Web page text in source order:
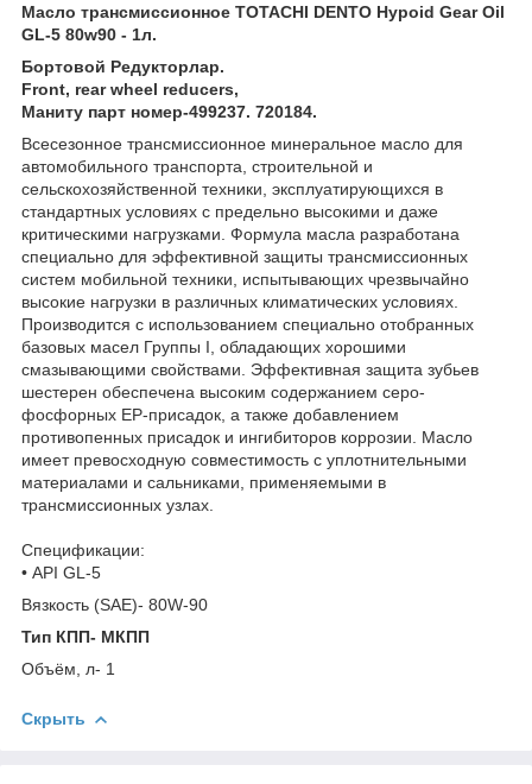
Масло трансмиссионное TOTACHI DENTO Hypoid Gear Oil
GL-5 80w90 - 1л.
Бортовой Редукторлар.
Front, rear wheel reducers,
Маниту парт номер-499237. 720184.
Всесезонное трансмиссионное минеральное масло для
автомобильного транспорта, строительной и
сельскохозяйственной техники, эксплуатирующихся в
стандартных условиях с предельно высокими и даже
критическими нагрузками. Формула масла разработана
специально для эффективной защиты трансмиссионных
систем мобильной техники, испытывающих чрезвычайно
высокие нагрузки в различных климатических условиях.
Производится с использованием специально отобранных
базовых масел Группы I, обладающих хорошими
смазывающими свойствами. Эффективная защита зубьев
шестерен обеспечена высоким содержанием серо-
фосфорных EP-присадок, а также добавлением
противопенных присадок и ингибиторов коррозии. Масло
имеет превосходную совместимость с уплотнительными
материалами и сальниками, применяемыми в
трансмиссионных узлах.
Спецификации:
• API GL-5
Вязкость (SAE)- 80W-90
Тип КПП- МКПП
Объём, л- 1
Скрыть